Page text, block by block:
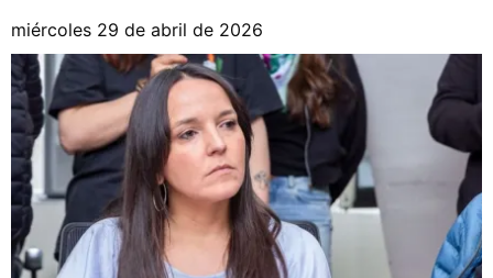
miércoles 29 de abril de 2026